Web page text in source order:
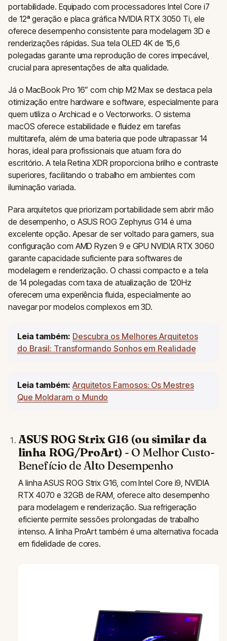
portabilidade. Equipado com processadores Intel Core i7
de 12ª geração e placa gráfica NVIDIA RTX 3050 Ti, ele
oferece desempenho consistente para modelagem 3D e
renderizações rápidas. Sua tela OLED 4K de 15,6
polegadas garante uma reprodução de cores impecável,
crucial para apresentações de alta qualidade.
Já o MacBook Pro 16” com chip M2 Max se destaca pela
otimização entre hardware e software, especialmente para
quem utiliza o Archicad e o Vectorworks. O sistema
macOS oferece estabilidade e fluidez em tarefas
multitarefa, além de uma bateria que pode ultrapassar 14
horas, ideal para profissionais que atuam fora do
escritório. A tela Retina XDR proporciona brilho e contraste
superiores, facilitando o trabalho em ambientes com
iluminação variada.
Para arquitetos que priorizam portabilidade sem abrir mão
de desempenho, o ASUS ROG Zephyrus G14 é uma
excelente opção. Apesar de ser voltado para gamers, sua
configuração com AMD Ryzen 9 e GPU NVIDIA RTX 3060
garante capacidade suficiente para softwares de
modelagem e renderização. O chassi compacto e a tela
de 14 polegadas com taxa de atualização de 120Hz
oferecem uma experiência fluida, especialmente ao
navegar por modelos complexos em 3D.
Leia também: Descubra os Melhores Arquitetos
do Brasil: Transformando Sonhos em Realidade
Leia também: Arquitetos Famosos: Os Mestres
Que Moldaram o Mundo
ASUS ROG Strix G16 (ou similar da
linha ROG/ProArt) - O Melhor Custo-
Benefício de Alto Desempenho
A linha ASUS ROG Strix G16, com Intel Core i9, NVIDIA
RTX 4070 e 32GB de RAM, oferece alto desempenho
para modelagem e renderização. Sua refrigeração
eficiente permite sessões prolongadas de trabalho
intenso. A linha ProArt também é uma alternativa focada
em fidelidade de cores.